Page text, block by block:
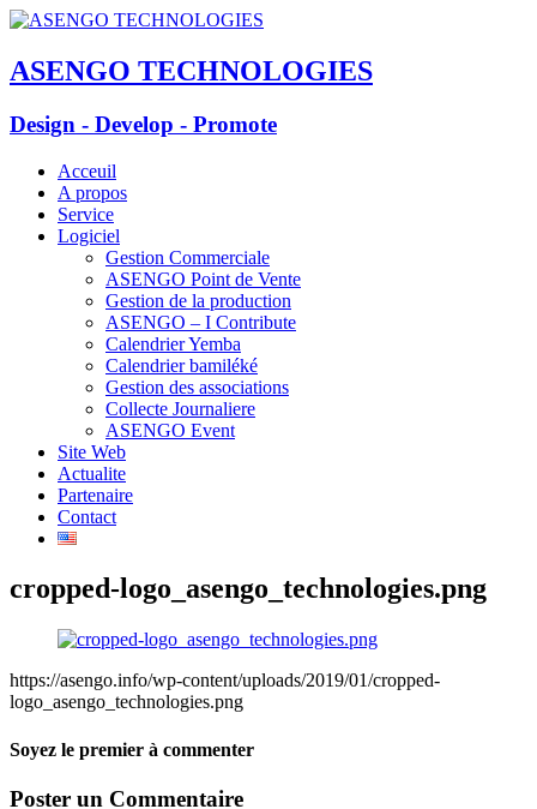
ASENGO TECHNOLOGIES
Design - Develop - Promote
Acceuil
A propos
Service
Logiciel
Gestion Commerciale
ASENGO Point de Vente
Gestion de la production
ASENGO – I Contribute
Calendrier Yemba
Calendrier bamiléké
Gestion des associations
Collecte Journaliere
ASENGO Event
Site Web
Actualite
Partenaire
Contact
cropped-logo_asengo_technologies.png
https://asengo.info/wp-content/uploads/2019/01/cropped-
logo_asengo_technologies.png
Soyez le premier à commenter
Poster un Commentaire